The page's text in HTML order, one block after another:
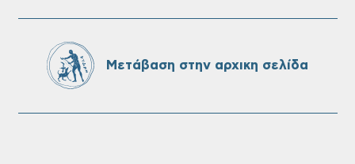
Μετάβαση στην αρχικη σελίδα